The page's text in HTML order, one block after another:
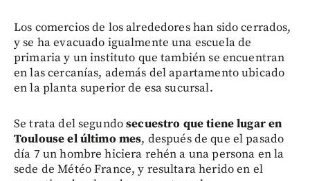
Los comercios de los alrededores han sido cerrados,
y se ha evacuado igualmente una escuela de
primaria y un instituto que también se encuentran
en las cercanías, además del apartamento ubicado
en la planta superior de esa sucursal.
Se trata del segundosecuestro que tiene lugar en
Toulouse el último mes, después de que el pasado
día 7 un hombre hiciera rehén a una persona en la
sede de Météo France, y resultara herido en el